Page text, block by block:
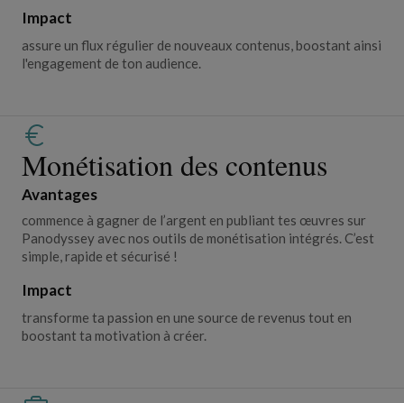
Impact
assure un flux régulier de nouveaux contenus, boostant ainsi
l'engagement de ton audience.
Monétisation des contenus
Avantages
commence à gagner de l’argent en publiant tes œuvres sur
Panodyssey avec nos outils de monétisation intégrés. C’est
simple, rapide et sécurisé !
Impact
transforme ta passion en une source de revenus tout en
boostant ta motivation à créer.